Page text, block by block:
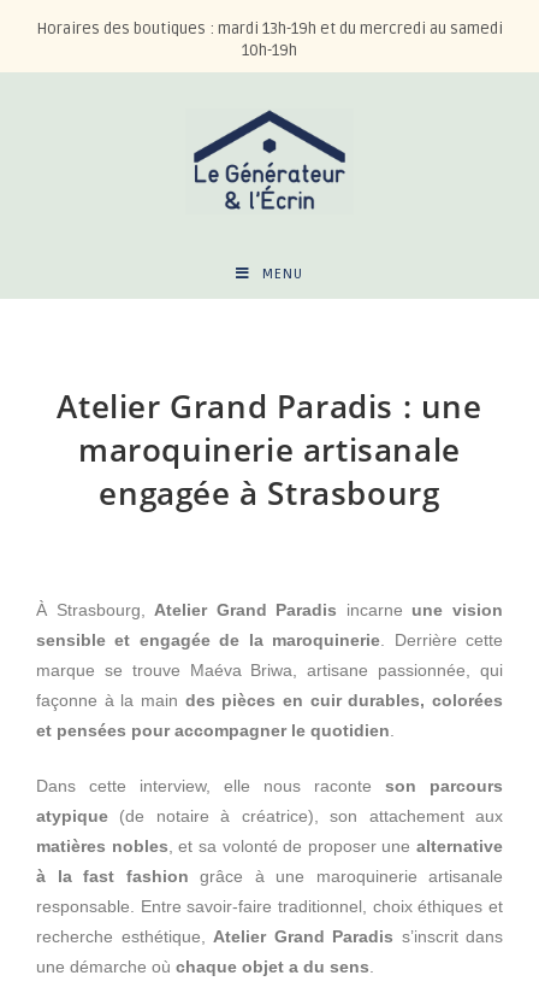
Horaires des boutiques : mardi 13h-19h et du mercredi au samedi
10h-19h
MENU
Atelier Grand Paradis : une
maroquinerie artisanale
engagée à Strasbourg
À Strasbourg, Atelier Grand Paradis incarne une vision
sensible et engagée de la maroquinerie . Derrière cette
marque se trouve Maéva Briwa, artisane passionnée, qui
façonne à la main des pièces en cuir durables, colorées
et pensées pour accompagner le quotidien
Dans cette interview, elle nous raconte son parcours
atypique (de notaire à créatrice), son attachement aux
matières nobles , et sa volonté de proposer une alternative
à la fast fashion grâce à une maroquinerie artisanale
responsable. Entre savoir-faire traditionnel, choix éthiques et
recherche esthétique, Atelier Grand Paradis s’inscrit dans
une démarche où chaque objet a du sens